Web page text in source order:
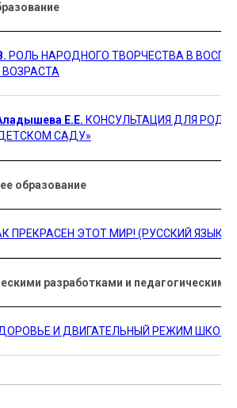
РОЛЬ НАРОДНОГО ТВОРЧЕСТВА В
Е.Е. КОНСУЛЬТАЦИЯ ДЛЯ
САДУ»
образование
ПРЕКРАСЕН ЭТОТ МИР! (РУССКИЙ ЯЗЫК,
разработками и педагогическим
И ДВИГАТЕЛЬНЫЙ РЕЖИМ